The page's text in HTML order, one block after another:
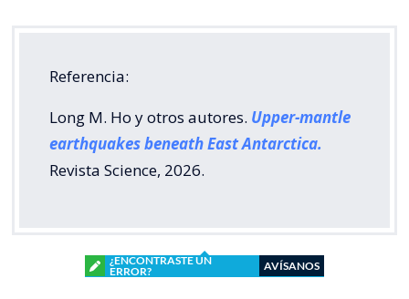
Referencia:
Long M. Ho y otros autores. Upper-mantle
earthquakes beneath East Antarctica.
Revista Science, 2026.
¿ENCONTRASTE UN
ERROR?
AVÍSANOS